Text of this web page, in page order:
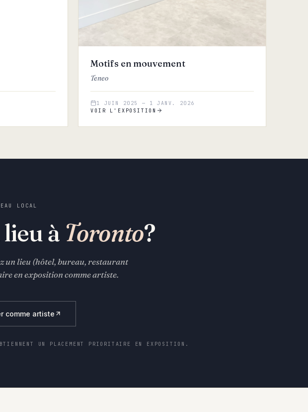
Motifs en mouvement
Teneo
1 JUIN 2025 — 1 JANV. 2026
VOIR L'EXPOSITION
LOCAL
à Toronto?
un lieu (hôtel, bureau, restaurant
en exposition comme artiste.
comme artiste
UN PLACEMENT PRIORITAIRE EN EXPOSITION.